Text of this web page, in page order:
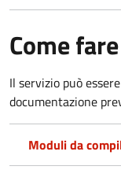
Come fare
Il servizio può
documentazione
Moduli da